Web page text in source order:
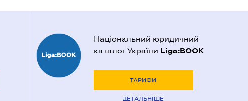
Національний юридичний
каталог України Liga:BOOK
ТАРИФИ
ДЕТАЛЬНІШЕ